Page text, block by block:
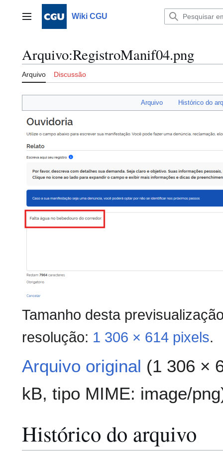
Menu principalWiki CGU
Arquivo:RegistroManif04.png
Arquivo Discussão
Arquivo Histórico do
Tamanho desta
resolução: 1 306 × 614 pixels.
Arquivo original (1 306 ×
kB, tipo MIME: image/png
Histórico do arquivo